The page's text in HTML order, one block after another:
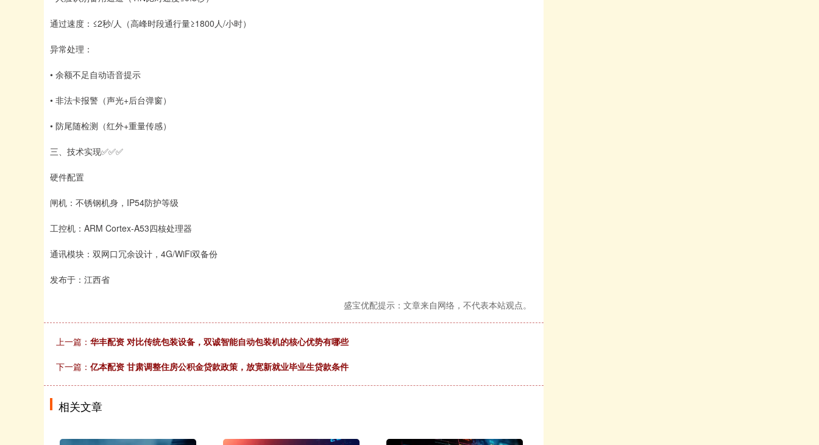
通过速度：≤2秒/人（高峰时段通行量≥1800人/小时）
异常处理：
• 余额不足自动语音提示
• 非法卡报警（声光+后台弹窗）
• 防尾随检测（红外+重量传感）
三、技术实现✅✅✅
硬件配置
闸机：不锈钢机身，IP54防护等级
工控机：ARM Cortex-A53四核处理器
通讯模块：双网口冗余设计，4G/WiFi双备份
发布于：江西省
盛宝优配提示：文章来自网络，不代表本站观点。
上一篇： 华丰配资 对比传统包装设备，双诚智能自动包装机的核心优势有哪些
下一篇： 亿本配资 甘肃调整住房公积金贷款政策，放宽新就业毕业生贷款条件
相关文章